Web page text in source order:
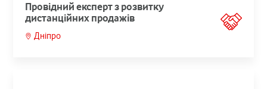
Провідний експерт з розвитку
дистанційних продажів
Дніпро